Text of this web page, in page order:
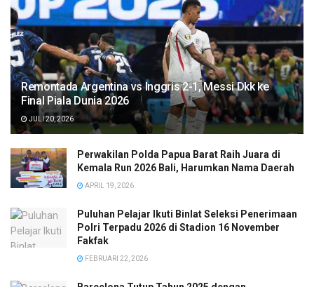
Remontada Argentina vs Inggris 2-1, Messi Dkk ke
Final Piala Dunia 2026
JULI 20, 2026
Perwakilan Polda Papua Barat Raih Juara di
Kemala Run 2026 Bali, Harumkan Nama Daerah
APRIL 19, 2026
Puluhan Pelajar Ikuti Binlat Seleksi Penerimaan
Polri Terpadu 2026 di Stadion 16 November
Fakfak
FEBRUARI 22, 2026